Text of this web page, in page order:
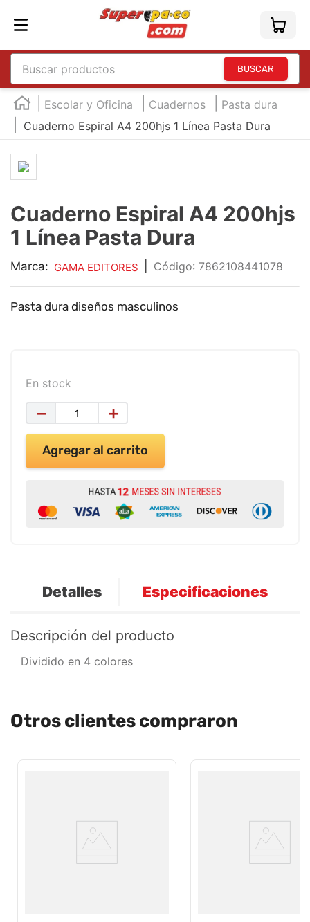
Buscar productos
Escolar y Oficina Cuadernos
Pasta dura
Cuaderno Espiral A4 200hjs 1 Línea Pasta Dura
Cuaderno Espiral A4 200hjs
1 Línea Pasta Dura
Marca: GAMA EDITORES : 7862108441078
Pasta dura diseños masculinos
En stock
＋
－
Agregar al carrito
Detalles Especificaciones
Descripción del producto
Dividido en 4 colores
Otros clientes compraron
TÉRMINOS MÁS BUSCADOS
1.
england
2.
marcador e300
3
5.
mouse
.
marcadores
7.
audifonos
8.
teclado
9.
impresora